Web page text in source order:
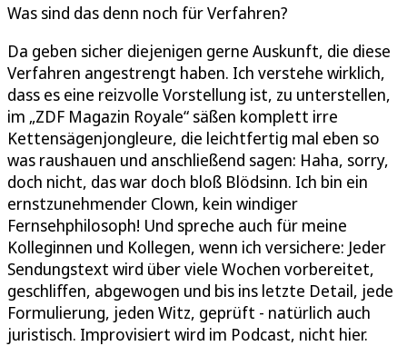
Was sind das denn noch für Verfahren?
Da geben sicher diejenigen gerne Auskunft, die diese
Verfahren angestrengt haben. Ich verstehe wirklich,
dass es eine reizvolle Vorstellung ist, zu unterstellen,
im „ZDF Magazin Royale“ säßen komplett irre
Kettensägenjongleure, die leichtfertig mal eben so
was raushauen und anschließend sagen: Haha, sorry,
doch nicht, das war doch bloß Blödsinn. Ich bin ein
ernstzunehmender Clown, kein windiger
Fernsehphilosoph! Und spreche auch für meine
Kolleginnen und Kollegen, wenn ich versichere: Jeder
Sendungstext wird über viele Wochen vorbereitet,
geschliffen, abgewogen und bis ins letzte Detail, jede
Formulierung, jeden Witz, geprüft - natürlich auch
juristisch. Improvisiert wird im Podcast, nicht hier.